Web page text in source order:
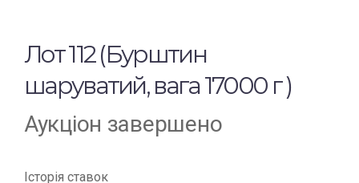
Лот 112 (Бурштин
шаруватий, вага 17000 г )
Аукціон завершено
Історія ставок